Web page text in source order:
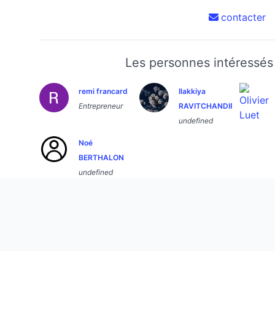
contacter
Les personnes
remi francard
Entrepreneur
Ilakkiya
RAVITCHANDIRANE
undefined
Noé
BERTHALON
undefined